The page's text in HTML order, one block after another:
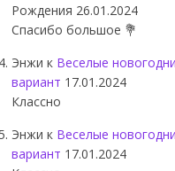
Рождения 26.01.2024
Спасибо большое 💐
Энжи к Веселые
вариант 17.01.2024
Классно
Энжи к Веселые
вариант 17.01.2024